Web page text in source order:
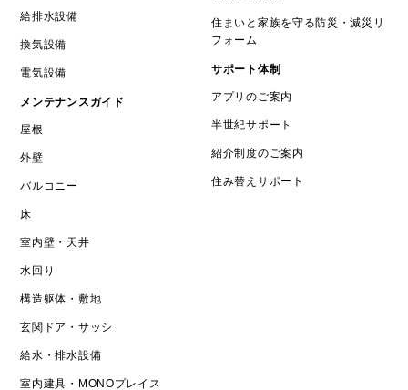
給排水設備
換気設備
電気設備
メンテナンスガイド
屋根
外壁
バルコニー
床
室内壁・天井
水回り
構造躯体・敷地
玄関ドア・サッシ
給水・排水設備
室内建具・MONOプレイス
住まいと家族を守る防災・減災リ
フォーム
サポート体制
アプリのご案内
半世紀サポート
紹介制度のご案内
住み替えサポート